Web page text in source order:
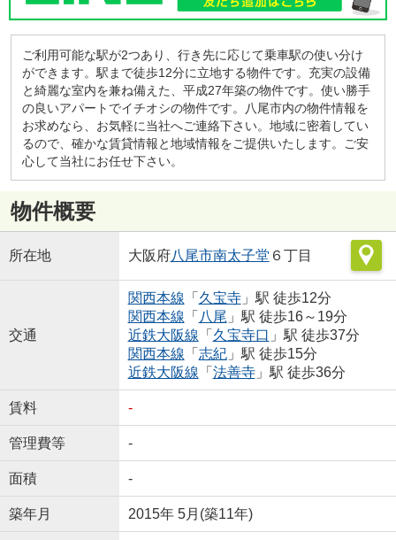
ご利用可能な駅が2つあり、行き先に応じて乗車駅の使い分け
ができます。駅まで徒歩12分に立地する物件です。充実の設備
と綺麗な室内を兼ね備えた、平成27年築の物件です。使い勝手
の良いアパートでイチオシの物件です。八尾市内の物件情報を
お求めなら、お気軽に当社へご連絡下さい。地域に密着してい
るので、確かな賃貸情報と地域情報をご提供いたします。ご安
心して当社にお任せ下さい。
物件概要
所在地 大阪府八尾市南太子堂 ６丁目
交通
関西本線 「 久宝寺」駅 徒歩12分
関西本線 「 八尾 」駅 徒歩16～19分
近鉄大阪線 「 久宝寺口 」駅 徒歩37分
関西本線 「 志紀」駅 徒歩15分
近鉄大阪線 「 法善寺」駅 徒歩36分
賃料 -
管理費等 -
面積 -
築年月 2015年 5月(築11年)